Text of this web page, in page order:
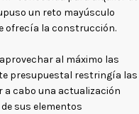
un reto mayúsculo
ofrecía la construcción.
al máximo las
presupuestal restringía las
a cabo una actualización
sus elementos